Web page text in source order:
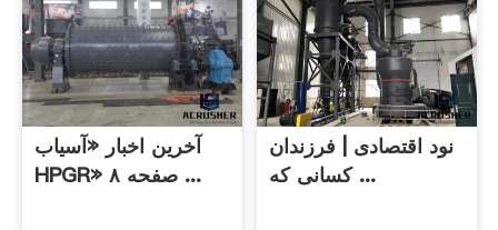
آخرین اخبار «آسیاب
HPGR» صفحه ۸ ...
نود اقتصادی | فرزندان
کسانی که ...